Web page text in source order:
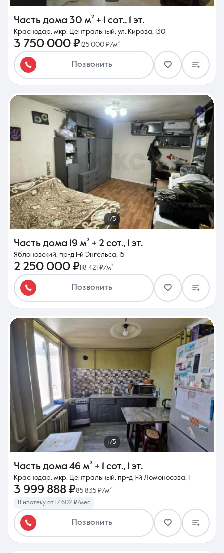
Часть дома 30 м² + 1 сот., 1 эт.
Краснодар, мкр. Центральный, ул. Кирова, 130
3 750 000 ₽125 000 ₽/м²
Позвонить
1/5
Часть дома 19 м² + 2 сот., 1 эт.
Яблоновский, пр-д 1-й Энгельса, 15
2 250 000 ₽ 118 421 ₽/м²
Позвонить
1/5
Часть дома 46 м² + 1 сот., 1 эт.
Краснодар, мкр. Центральный, пр-д 1-й Ломоносова, 1
3 999 888 ₽85 835 ₽/м²
В ипотеку от 17 602 ₽/мес
Позвонить